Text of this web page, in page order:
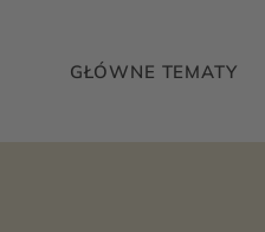
GŁÓWNE TEMATY